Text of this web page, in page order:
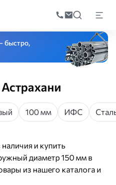
по
Соединительные
быстро,
100 мм ИФС
и купить
диаметр 150 мм в
из нашего каталога и